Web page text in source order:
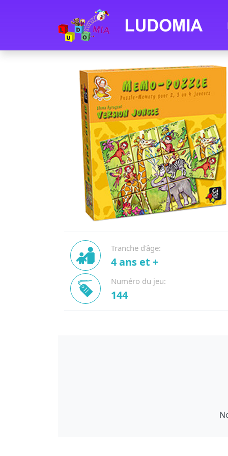
Tranche d'âge:
4 ans et +
Numéro du jeu:
144